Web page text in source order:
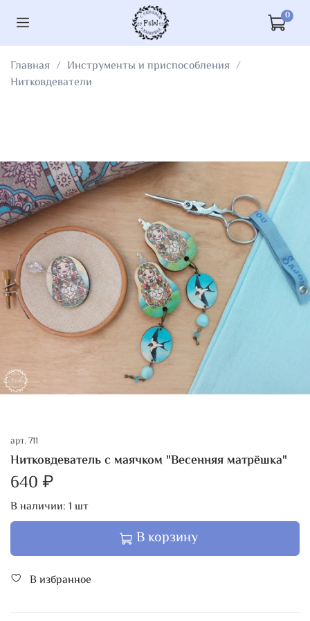
0
Главная
Инструменты и приспособления
Нитковдеватели
арт.711
Нитковдеватель с маячком "Весенняя матрёшка"
640 ₽
В наличии: 1 шт
В корзину
В избранное